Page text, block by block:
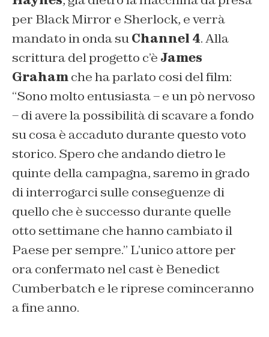
per Black Mirror e Sherlock, e verrà
mandato in onda suChannel 4. Alla
scrittura del progetto c’è James
Grahamche ha parlato cosi del film:
“Sono molto entusiasta – e un pò nervoso
– di avere la possibilità di scavare a fondo
su cosa è accaduto durante questo voto
storico. Spero che andando dietro le
quinte della campagna, saremo in grado
di interrogarci sulle conseguenze di
quello che è successo durante quelle
otto settimane che hanno cambiato il
Paese per sempre.” L’unico attore per
ora confermato nel cast è Benedict
Cumberbatch e le riprese cominceranno
a fine anno.